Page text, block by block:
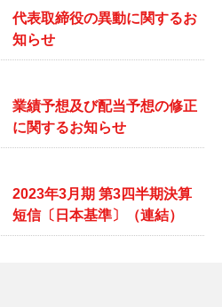
代表取締役の異動に関するお
知らせ
業績予想及び配当予想の修正
に関するお知らせ
2023年3月期 第3四半期決算
短信〔日本基準〕（連結）